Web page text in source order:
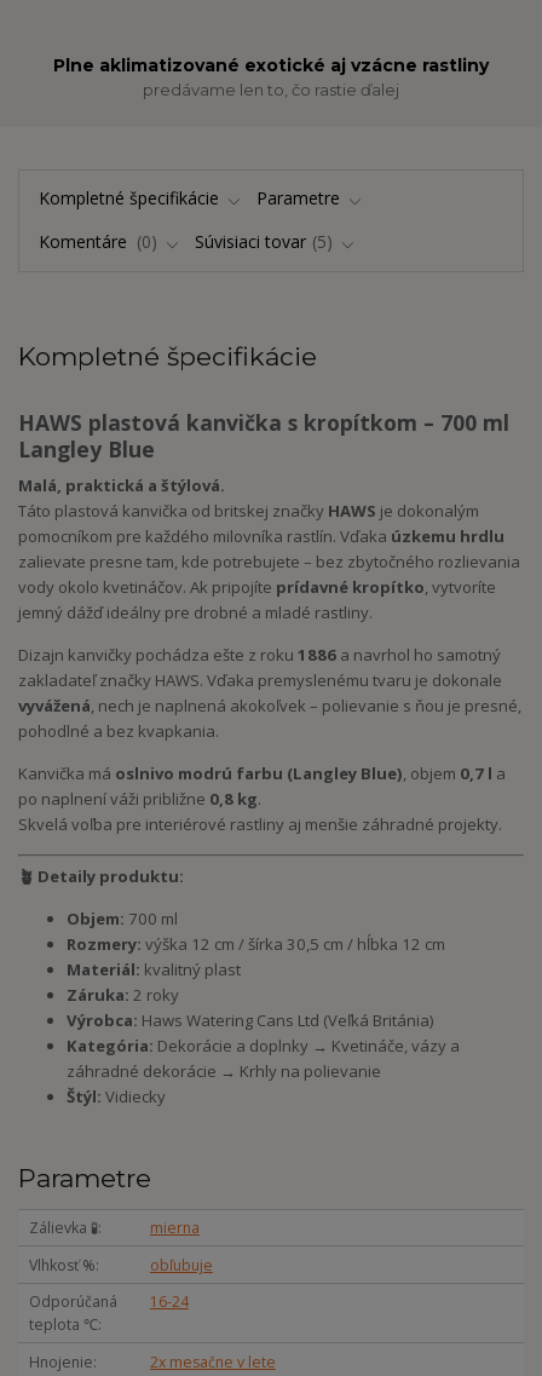
Plne aklimatizované exotické aj vzácne rastliny
predávame len to, čo rastie ďalej
Kompletné špecifikácie
Parametre
Komentáre
0 Súvisiaci tovar 5
Kompletné špecifikácie
HAWS plastová kanvička s kropítkom – 700 ml
Langley Blue
Malá, praktická a štýlová.
Táto plastová kanvička od britskej značky HAWS je dokonalým
pomocníkom pre každého milovníka rastlín. Vďaka úzkemu hrdlu
zalievate presne tam, kde potrebujete – bez zbytočného rozlievania
vody okolo kvetináčov. Ak pripojíte prídavné kropítko , vytvoríte
jemný dážď ideálny pre drobné a mladé rastliny.
Dizajn kanvičky pochádza ešte z roku 1886 a navrhol ho samotný
zakladateľ značky HAWS. Vďaka premyslenému tvaru je dokonale
vyvážená , nech je naplnená akokoľvek – polievanie s ňou je presné,
pohodlné a bez kvapkania.
Kanvička má oslnivo modrú farbu (Langley Blue) , objem 0,7 l a
po naplnení váži približne 0,8 kg.
Skvelá voľba pre interiérové rastliny aj menšie záhradné projekty.
🪴 Detaily produktu:
Objem: 700 ml
Rozmery: výška 12 cm / šírka 30,5 cm / hĺbka 12 cm
Materiál: kvalitný plast
Záruka: 2 roky
Výrobca: Haws Watering Cans Ltd (Veľká Británia)
Kategória: Dekorácie a doplnky → Kvetináče, vázy a
záhradné dekorácie → Krhly na polievanie
Štýl: Vidiecky
Parametre
Zálievka 🧪
mierna
Vlhkosť %
obľubuje
Odporúčaná
teplota ℃
16-24
Hnojenie 2x mesačne v lete